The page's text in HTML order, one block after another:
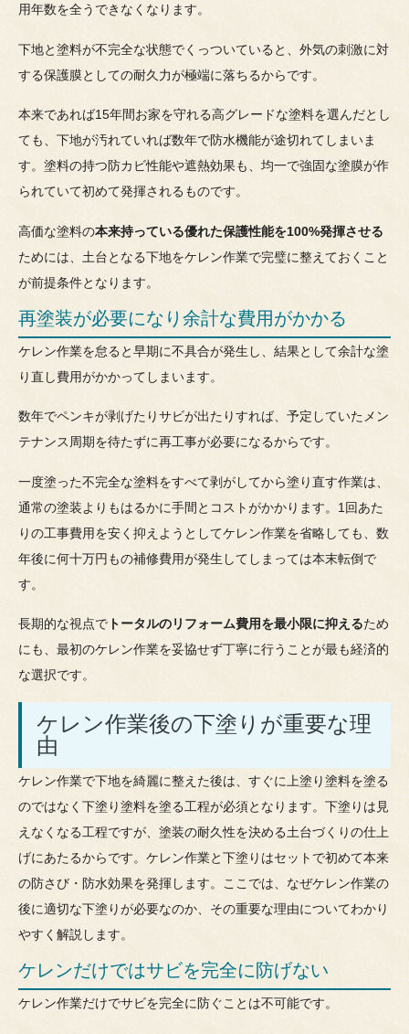
用年数を全うできなくなります。
下地と塗料が不完全な状態でくっついていると、外気の刺激に対
する保護膜としての耐久力が極端に落ちるからです。
本来であれば15年間お家を守れる高グレードな塗料を選んだとし
ても、下地が汚れていれば数年で防水機能が途切れてしまいま
す。塗料の持つ防カビ性能や遮熱効果も、均一で強固な塗膜が作
られていて初めて発揮されるものです。
高価な塗料の本来持っている優れた保護性能を100%発揮させる
ためには、土台となる下地をケレン作業で完璧に整えておくこと
が前提条件となります。
再塗装が必要になり余計な費用がかかる
ケレン作業を怠ると早期に不具合が発生し、結果として余計な塗
り直し費用がかかってしまいます。
数年でペンキが剥げたりサビが出たりすれば、予定していたメン
テナンス周期を待たずに再工事が必要になるからです。
一度塗った不完全な塗料をすべて剥がしてから塗り直す作業は、
通常の塗装よりもはるかに手間とコストがかかります。1回あた
りの工事費用を安く抑えようとしてケレン作業を省略しても、数
年後に何十万円もの補修費用が発生してしまっては本末転倒で
す。
長期的な視点で トータルのリフォーム費用を最小限に抑えるため
にも、最初のケレン作業を妥協せず丁寧に行うことが最も経済的
な選択です。
ケレン作業後の下塗りが重要な理
由
ケレン作業で下地を綺麗に整えた後は、すぐに上塗り塗料を塗る
のではなく下塗り塗料を塗る工程が必須となります。下塗りは見
えなくなる工程ですが、塗装の耐久性を決める土台づくりの仕上
げにあたるからです。ケレン作業と下塗りはセットで初めて本来
の防さび・防水効果を発揮します。ここでは、なぜケレン作業の
後に適切な下塗りが必要なのか、その重要な理由についてわかり
やすく解説します。
ケレンだけではサビを完全に防げない
ケレン作業だけでサビを完全に防ぐことは不可能です。